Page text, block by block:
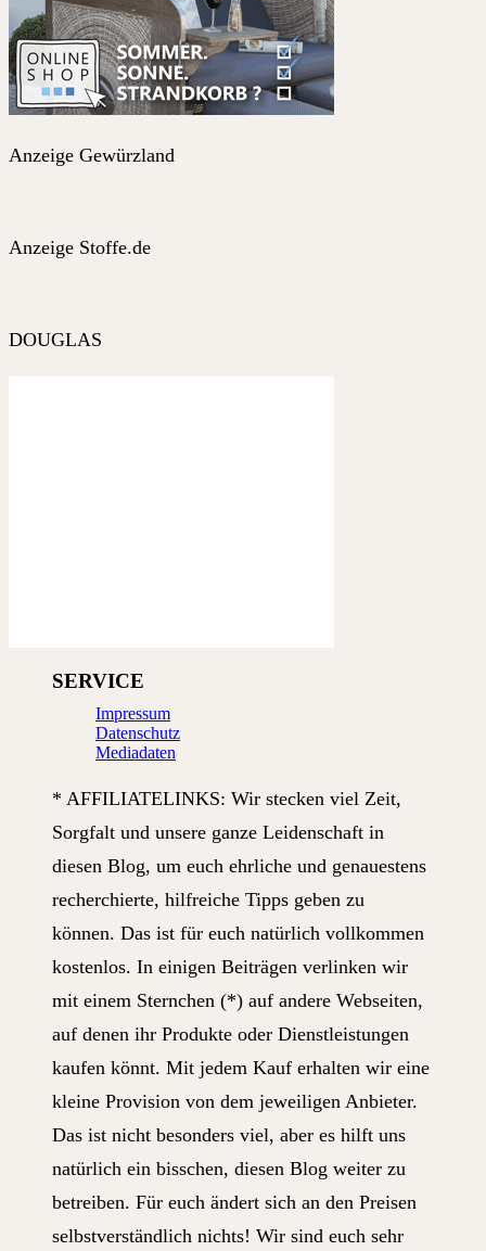
Anzeige Gewürzland
Anzeige Stoffe.de
DOUGLAS
SERVICE
Impressum
Datenschutz
Mediadaten
* AFFILIATELINKS: Wir stecken viel Zeit,
Sorgfalt und unsere ganze Leidenschaft in
diesen Blog, um euch ehrliche und genauestens
recherchierte, hilfreiche Tipps geben zu
können. Das ist für euch natürlich vollkommen
kostenlos. In einigen Beiträgen verlinken wir
mit einem Sternchen (*) auf andere Webseiten,
auf denen ihr Produkte oder Dienstleistungen
kaufen könnt. Mit jedem Kauf erhalten wir eine
kleine Provision von dem jeweiligen Anbieter.
Das ist nicht besonders viel, aber es hilft uns
natürlich ein bisschen, diesen Blog weiter zu
betreiben. Für euch ändert sich an den Preisen
selbstverständlich nichts! Wir sind euch sehr